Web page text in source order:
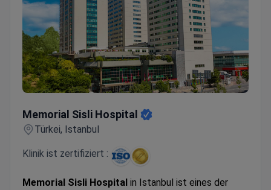
Memorial Sisli Hospital
Türkei, Istanbul
Klinik ist zertifiziert :
Memorial Sisli Hospital in Istanbul ist eines der